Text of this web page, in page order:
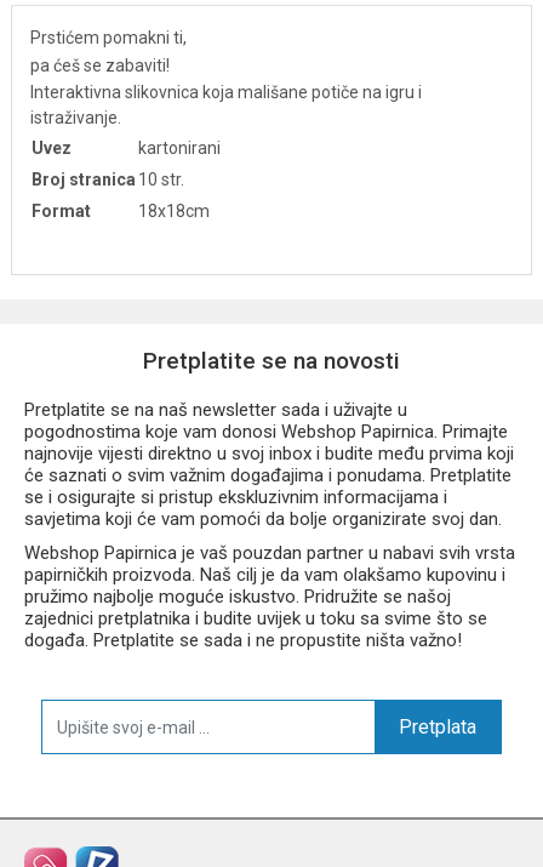
Prstićem pomakni ti,
pa ćeš se zabaviti!
Interaktivna slikovnica koja mališane potiče na igru i
istraživanje.
Uvez
kartonirani
Broj stranica 10 str.
Format
18x18cm
Pretplatite se na novosti
Pretplatite se na naš newsletter sada i uživajte u
pogodnostima koje vam donosi Webshop Papirnica. Primajte
najnovije vijesti direktno u svoj inbox i budite među prvima koji
će saznati o svim važnim događajima i ponudama. Pretplatite
se i osigurajte si pristup ekskluzivnim informacijama i
savjetima koji će vam pomoći da bolje organizirate svoj dan.
Webshop Papirnica je vaš pouzdan partner u nabavi svih vrsta
papirničkih proizvoda. Naš cilj je da vam olakšamo kupovinu i
pružimo najbolje moguće iskustvo. Pridružite se našoj
zajednici pretplatnika i budite uvijek u toku sa svime što se
događa. Pretplatite se sada i ne propustite ništa važno!
Pretplata